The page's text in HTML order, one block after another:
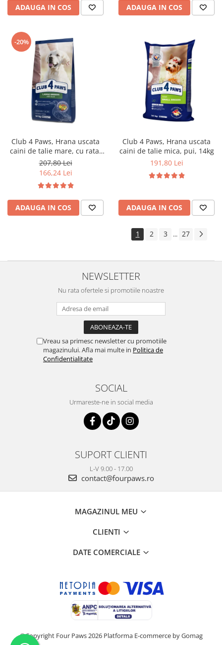
ADAUGA IN COS ADAUGA IN COS
-20%
Club 4 Paws, Hrana uscata
caini de talie mare, cu rata,
14kg
207,80 Lei
166,24 Lei
ADAUGA IN COS
Club 4 Paws, Hrana uscata
caini de talie mica, pui, 14kg
191,80 Lei
ADAUGA IN COS
1 2 3 ... 27
NEWSLETTER
Nu rata ofertele si promotiile noastre
Vreau sa primesc newsletter cu promotiile
magazinului. Afla mai multe in Politica de
Confidentialitate
SOCIAL
Urmareste-ne in social media
SUPORT CLIENTI
L-V 9.00 - 17.00
contact@fourpaws.ro
MAGAZINUL MEU
CLIENTI
DATE COMERCIALE
©Copyright Four Paws 2026 Platforma E-commerce by Gomag